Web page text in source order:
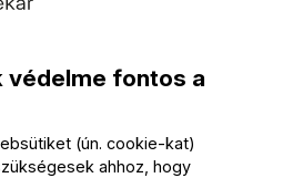
védelme fontos a
(ún. cookie-kat)
ahhoz, hogy